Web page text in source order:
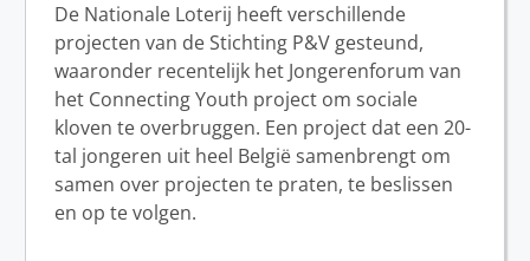
De Nationale Loterij heeft verschillende
projecten van de Stichting P&V gesteund,
waaronder recentelijk het Jongerenforum van
het Connecting Youth project om sociale
kloven te overbruggen. Een project dat een 20-
tal jongeren uit heel België samenbrengt om
samen over projecten te praten, te beslissen
en op te volgen.